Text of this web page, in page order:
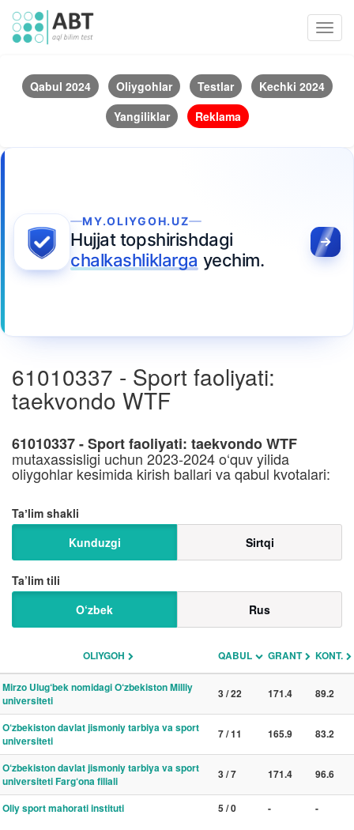
Qabul 2024 Oliygohlar Testlar
Kechki 2024
Yangiliklar
Reklama
MY.OLIYGOH.UZ
Hujjat topshirishdagi
chalkashliklarga yechim.
61010337 - Sport faoliyati:
taekvondo WTF
61010337 - Sport faoliyati: taekvondo WTF
mutaxassisligi uchun 2023-2024 o‘quv yilida
oliygohlar kesimida kirish ballari va qabul kvotalari:
Taʼlim shakli
Kunduzgi
Sirtqi
Ta’lim tili
O‘zbek
Rus
OLIYGOH QABUL GRANT KONT.
Mirzo Ulug‘bek nomidagi O‘zbekiston Milliy
universiteti
3 / 22 171.4 89.2
O‘zbekiston davlat jismoniy tarbiya va sport
universiteti
7 / 11 165.9 83.2
O‘zbekiston davlat jismoniy tarbiya va sport
universiteti Farg‘ona filiali
3 / 7 171.4 96.6
Oliy sport mahorati instituti 5 / 0 - -